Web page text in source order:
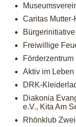
Caritas Mutter-
Freiwillige
Aktiv im Leben
DRK-
Diakonia
e.V., Kita Am
Rhönklub